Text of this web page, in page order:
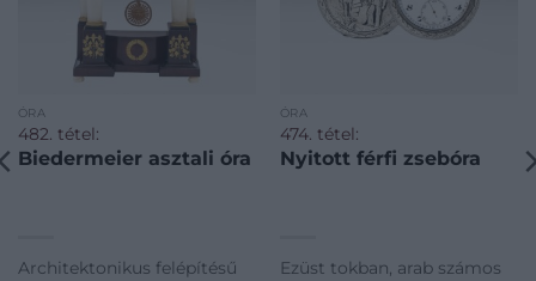
ÓRA
482. tétel:
Biedermeier asztali óra
Architektonikus felépítésű
ÓRA
474. tétel:
Nyitott férfi zsebóra
Ezüst tokban, arab számos